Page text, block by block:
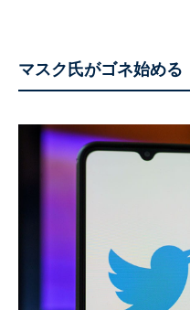
マスク氏がゴネ始める